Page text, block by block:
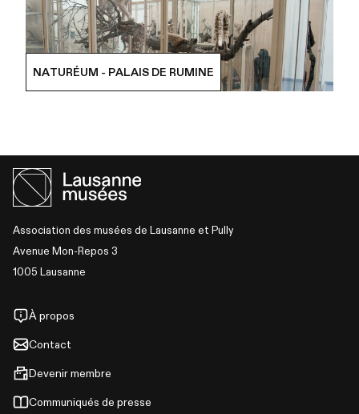
NATURÉUM - PALAIS DE RUMINE
Association des musées de Lausanne et Pully
Avenue Mon-Repos 3
1005 Lausanne
À propos
Contact
Devenir membre
Communiqués de presse